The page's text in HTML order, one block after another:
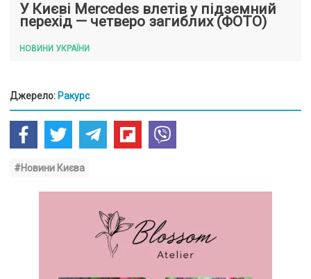
У Києві Mercedes влетів у підземний
перехід — четверо загиблих (ФОТО)
НОВИНИ УКРАЇНИ
Джерело: Ракурс
#Новини Києва